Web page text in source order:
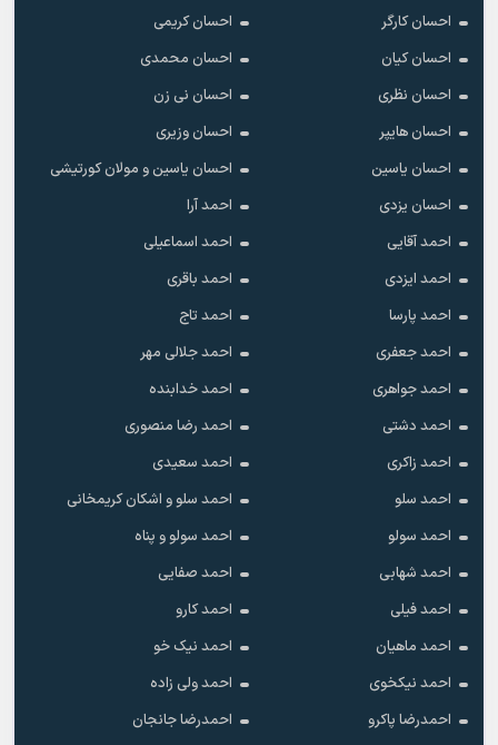
احسان کارگر
احسان کریمی
احسان کیان
احسان محمدی
احسان نظری
احسان نی زن
احسان هایپر
احسان وزیری
احسان یاسین
احسان یاسین و مولان کورتیشی
احسان یزدی
احمد آرا
احمد آقایی
احمد اسماعیلی
احمد ایزدی
احمد باقری
احمد پارسا
احمد تاج
احمد جعفری
احمد جلالی مهر
احمد جواهری
احمد خدابنده
احمد دشتی
احمد رضا منصوری
احمد زاکری
احمد سعیدی
احمد سلو
احمد سلو و اشکان کریمخانی
احمد سولو
احمد سولو و پناه
احمد شهابی
احمد صفایی
احمد فیلی
احمد کارو
احمد ماهیان
احمد نیک خو
احمد نیکخوی
احمد ولی زاده
احمدرضا پاکرو
احمدرضا جانجان